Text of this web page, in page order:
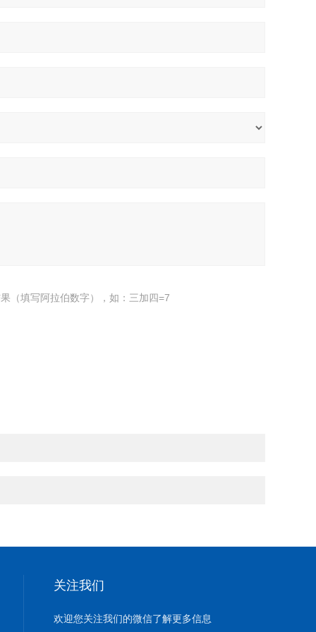
（填写阿拉伯数字），如：三加四=7
关注我们
欢迎您关注我们的微信了解更多信息